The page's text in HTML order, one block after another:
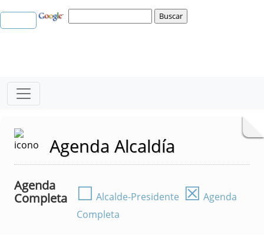
Agenda Alcaldía
Agenda
Completa
☐ Alcalde-Presidente ☒ Agenda
Completa